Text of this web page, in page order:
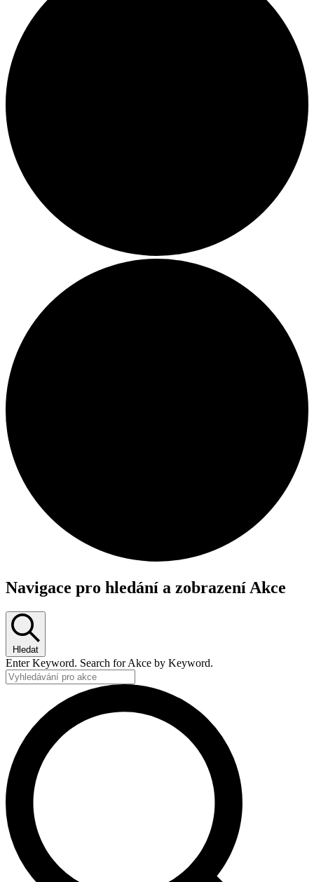
Navigace pro hledání a zobrazení Akce
Hledat
Enter Keyword. Search for Akce by Keyword.